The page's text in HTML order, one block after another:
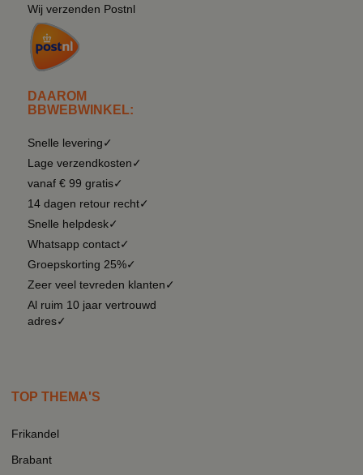
Wij verzenden Postnl
DAAROM
BBWEBWINKEL:
Snelle levering✓
Lage verzendkosten✓
vanaf € 99 gratis✓
14 dagen retour recht✓
Snelle helpdesk✓
Whatsapp contact✓
Groepskorting 25%✓
Zeer veel tevreden klanten✓
Al ruim 10 jaar vertrouwd
adres✓
TOP THEMA'S
Frikandel
Brabant